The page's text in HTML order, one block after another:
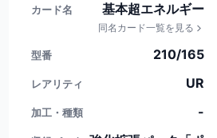
カード名 基本超エネルギー
同名カード一覧を見る
型番 210/165
レアリティ UR
加工・種類 -